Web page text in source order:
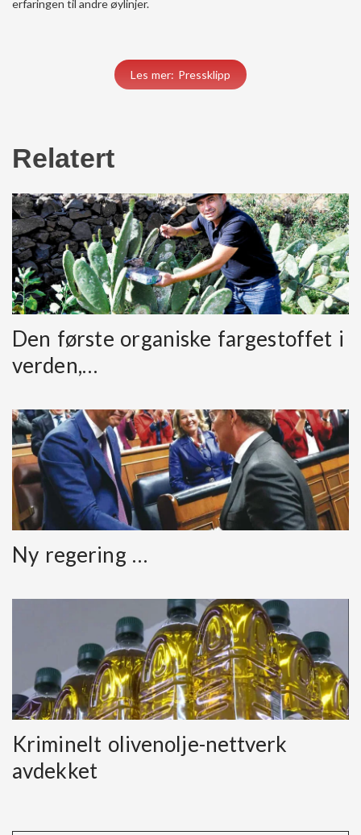
erfaringen til andre øylinjer.
Les mer: Pressklipp
Relatert
Den første organiske fargestoffet i
verden,…
Ny regering …
Kriminelt olivenolje-nettverk
avdekket